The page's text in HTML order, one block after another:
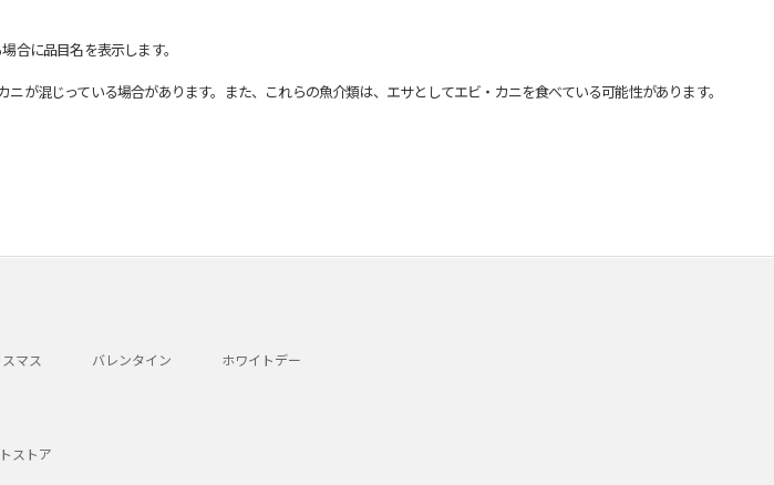
合に品目名を表示します。
混じっている場合があります。また、これらの魚介類は、エサとしてエビ・カニを食べている可能性があります。
マス バレンタイン ホワイトデー
ストア